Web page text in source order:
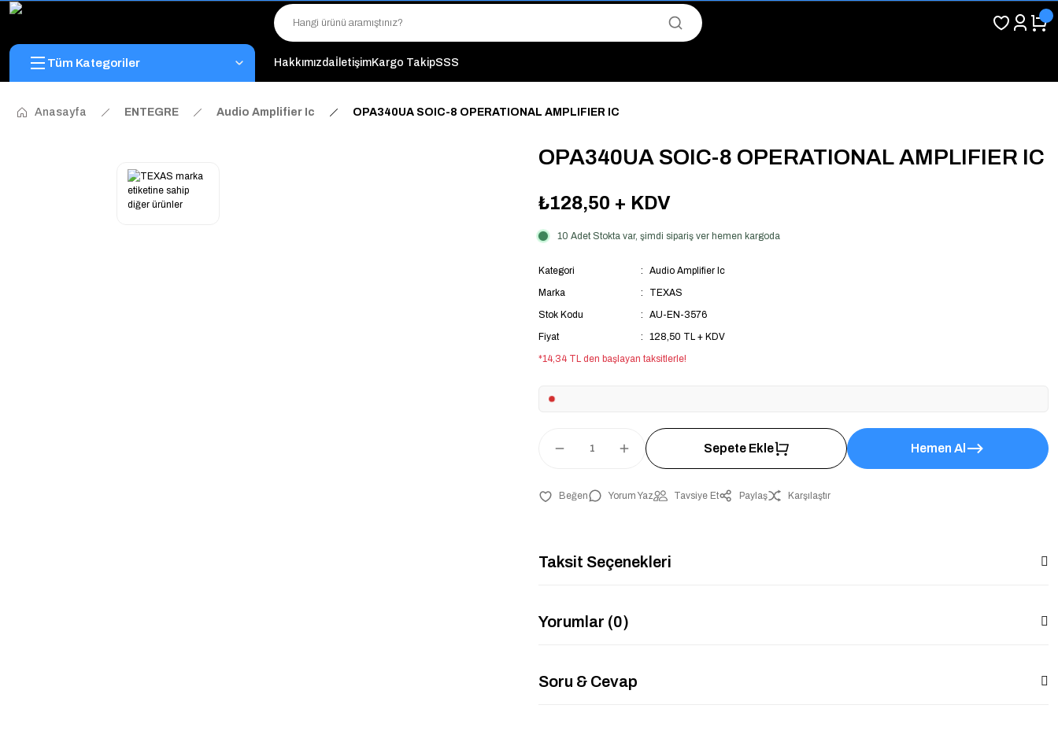
"Saat 14:00'a Kadar Verilen Siparişlerde Aynı Gün Kargo Avantajı!
"Binlerce Ürün Çeşitliliği ile Stoktan Hemen Teslim."
"Toptan Fiyatına Perakende Satış Avantajını Kaçırmayın!"
"Üyelere Özel: Stok Önceliği ve Proje Fiyatları."
Tüm Kategoriler HakkımızdaİletişimKargo TakipSSS
Anasayfa ENTEGRE Audio Amplifier Ic OPA340UA SOIC-8 OPERATIONAL AMPLIFIER IC
OPA340UA SOIC-8 OPERATIONAL AMPLIFIER IC
₺128,50 + KDV
10 Adet Stokta var, şimdi sipariş ver hemen kargoda
Kategori
Audio Amplifier Ic
Marka
TEXAS
Stok Kodu
AU-EN-3576
Fiyat
128,50 TL + KDV
*14,34 TL den başlayan taksitlerle!
Sepete Ekle Hemen Al
Yorum Yaz Tavsiye Et Paylaş Karşılaştır
Taksit Seçenekleri
Yorumlar (0)
Soru & Cevap